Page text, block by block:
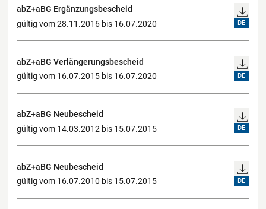
abZ+aBG Ergänzungsbescheid
gültig vom 28.11.2016 bis 16.07.2020
DE
abZ+aBG Verlängerungsbescheid
gültig vom 16.07.2015 bis 16.07.2020
DE
abZ+aBG Neubescheid
gültig vom 14.03.2012 bis 15.07.2015
DE
abZ+aBG Neubescheid
gültig vom 16.07.2010 bis 15.07.2015
DE